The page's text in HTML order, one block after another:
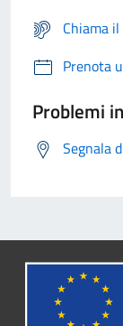
Chiama
Prenota
Problemi
Segnala